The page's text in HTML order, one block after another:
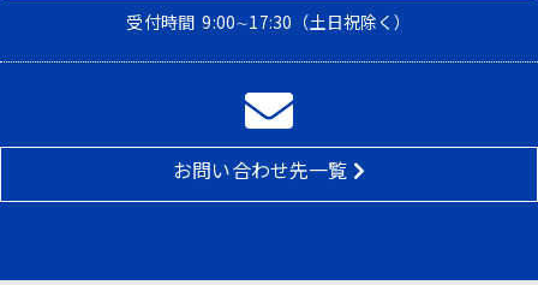
受付時間 9:00∼17:30（土日祝除く）
お問い合わせ先一覧